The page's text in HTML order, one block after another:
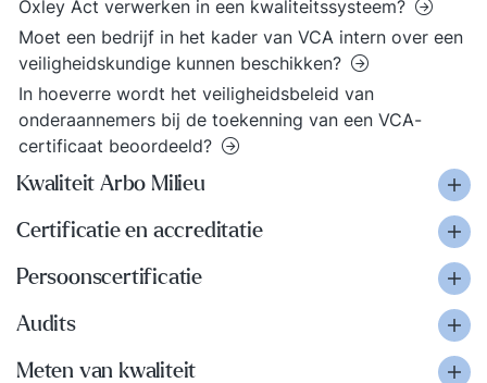
Oxley Act verwerken in een kwaliteitssysteem?
Moet een bedrijf in het kader van VCA intern over een
veiligheidskundige kunnen beschikken?
In hoeverre wordt het veiligheidsbeleid van
onderaannemers bij de toekenning van een VCA-
certificaat beoordeeld?
Kwaliteit Arbo Milieu
Certificatie en accreditatie
Persoonscertificatie
Audits
Meten van kwaliteit